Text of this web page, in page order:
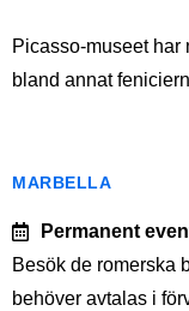
Picasso-museet har
bland annat
MARBELLA
Permanent
Besök de romerska
behöver avtalas i